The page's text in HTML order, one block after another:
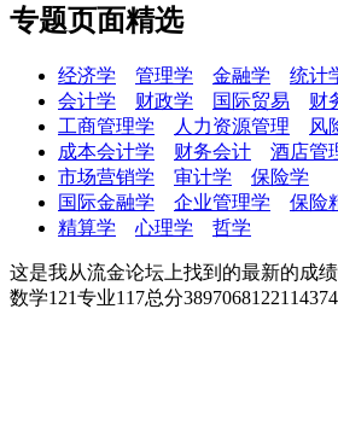
专题页面精选
经济学 管理学 金融学
统计
会计学
财政学 国际贸易
财
工商管理学
人力资源管理
风
成本会计学
财务会计
酒店管
市场营销学
审计学
保险学
国际金融学
企业管理学
保险
精算学
心理学 哲学
这是我从流金论坛上找到的最新的成
数学121专业117总分